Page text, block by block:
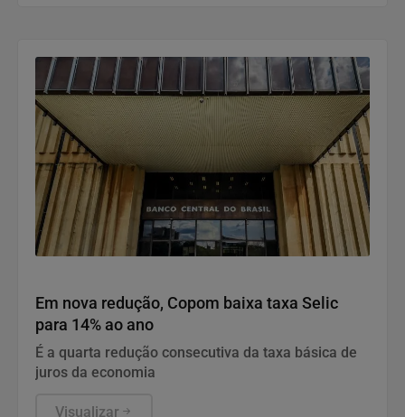
Em nova redução, Copom baixa taxa Selic
para 14% ao ano
É a quarta redução consecutiva da taxa básica de
juros da economia
Visualizar